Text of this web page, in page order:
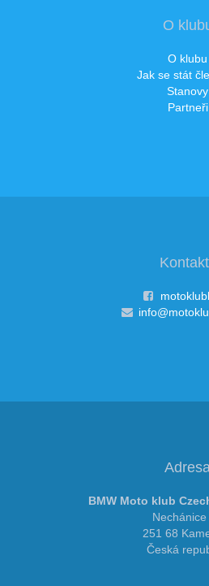
O
O klubu
Jak se stát
Stanovy
Partneři
Adresa
BMW Moto klub
Nechánice
251 68
Česká